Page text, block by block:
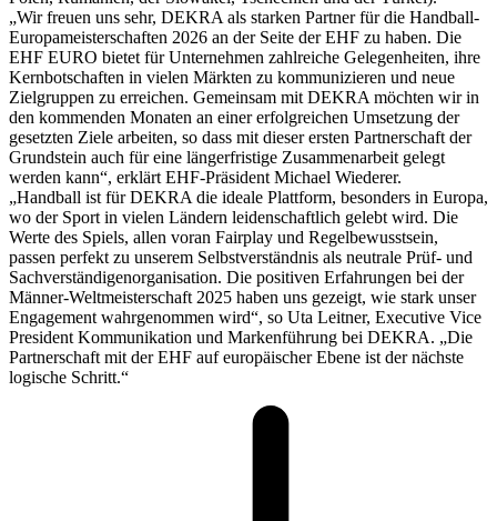
„Wir freuen uns sehr, DEKRA als starken Partner für die Handball-
Europameisterschaften 2026 an der Seite der EHF zu haben. Die
EHF EURO bietet für Unternehmen zahlreiche Gelegenheiten, ihre
Kernbotschaften in vielen Märkten zu kommunizieren und neue
Zielgruppen zu erreichen. Gemeinsam mit DEKRA möchten wir in
den kommenden Monaten an einer erfolgreichen Umsetzung der
gesetzten Ziele arbeiten, so dass mit dieser ersten Partnerschaft der
Grundstein auch für eine längerfristige Zusammenarbeit gelegt
werden kann“, erklärt EHF-Präsident Michael Wiederer.
„Handball ist für DEKRA die ideale Plattform, besonders in Europa,
wo der Sport in vielen Ländern leidenschaftlich gelebt wird. Die
Werte des Spiels, allen voran Fairplay und Regelbewusstsein,
passen perfekt zu unserem Selbstverständnis als neutrale Prüf- und
Sachverständigenorganisation. Die positiven Erfahrungen bei der
Männer-Weltmeisterschaft 2025 haben uns gezeigt, wie stark unser
Engagement wahrgenommen wird“, so Uta Leitner, Executive Vice
President Kommunikation und Markenführung bei DEKRA. „Die
Partnerschaft mit der EHF auf europäischer Ebene ist der nächste
logische Schritt.“